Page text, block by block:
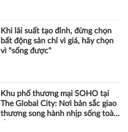
Khi lãi suất tạo đỉnh, đừng chọn
bất động sản chỉ vì giá, hãy chọn
vì "sống được"
Khu phố thương mại SOHO tại
The Global City: Nơi bản sắc giao
thương song hành nhịp sống toàn